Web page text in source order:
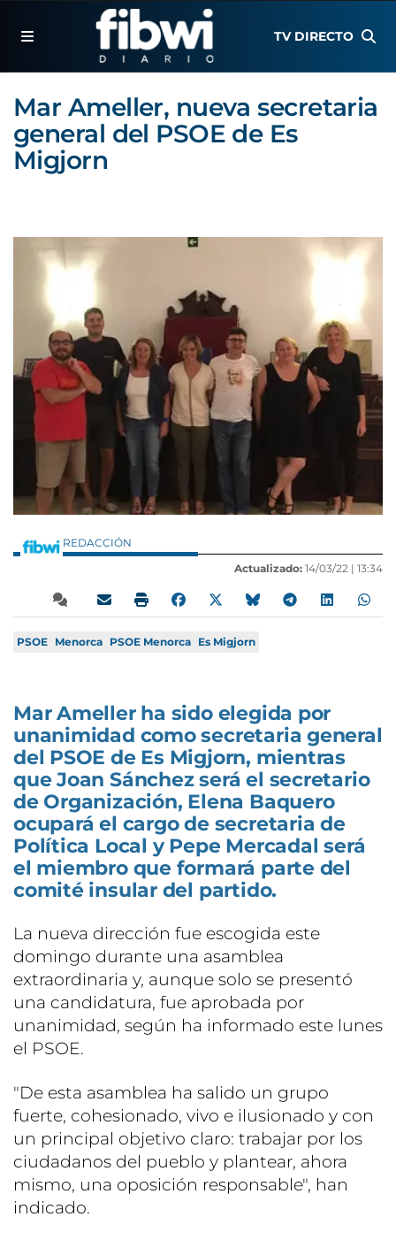
TV DIRECTO
Mar Ameller, nueva secretaria
general del PSOE de Es
Migjorn
REDACCIÓN
Actualizado: 14/03/22 | 13:34
PSOE Menorca PSOE Menorca Es Migjorn
Mar Ameller ha sido elegida por
unanimidad como secretaria general
del PSOE de Es Migjorn, mientras
que Joan Sánchez será el secretario
de Organización, Elena Baquero
ocupará el cargo de secretaria de
Política Local y Pepe Mercadal será
el miembro que formará parte del
comité insular del partido.
La nueva dirección fue escogida este
domingo durante una asamblea
extraordinaria y, aunque solo se presentó
una candidatura, fue aprobada por
unanimidad, según ha informado este lunes
el PSOE.
"De esta asamblea ha salido un grupo
fuerte, cohesionado, vivo e ilusionado y con
un principal objetivo claro: trabajar por los
ciudadanos del pueblo y plantear, ahora
mismo, una oposición responsable", han
indicado.